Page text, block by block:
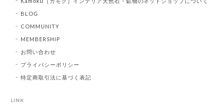
BLOG
COMMUNITY
MEMBERSHIP
お問い合わせ
プライバシーポリシー
特定商取引法に基づく表記
LINK